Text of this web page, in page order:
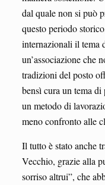
dal quale non si può
questo periodo
internazionali il tema
un’associazione che
tradizioni del posto
bensì cura un tema di
un metodo di
meno confronto alle
Il tutto è stato anche
Vecchio, grazie alla
sorriso altrui”, che